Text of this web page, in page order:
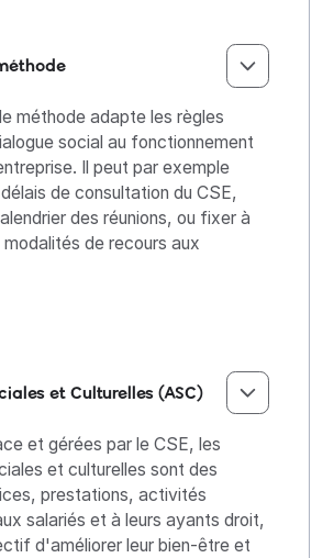
méthode adapte les règles
social au fonctionnement
Il peut par exemple
de consultation du CSE,
des réunions, ou fixer à
modalités de recours aux
et Culturelles (ASC)
et gérées par le CSE, les
et culturelles sont des
prestations, activités
salariés et à leurs ayants droit,
d'améliorer leur bien-être et